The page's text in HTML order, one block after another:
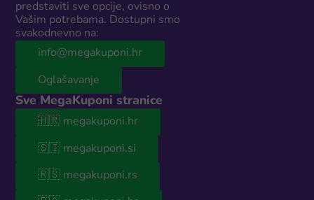
predstaviti sve opcije, ovisno o
Vašim potrebama. Dostupni smo
svakodnevno na:
info@megakuponi.hr
Oglašavanje
Sve MegaKuponi stranice
🇭🇷 megakuponi.hr
🇸🇮 megakuponi.si
🇷🇸 megakuponi.rs